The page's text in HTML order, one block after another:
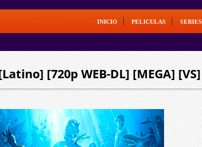
INICIO PELICULAS SERIES
[720p WEB-DL] [MEGA] [VS]